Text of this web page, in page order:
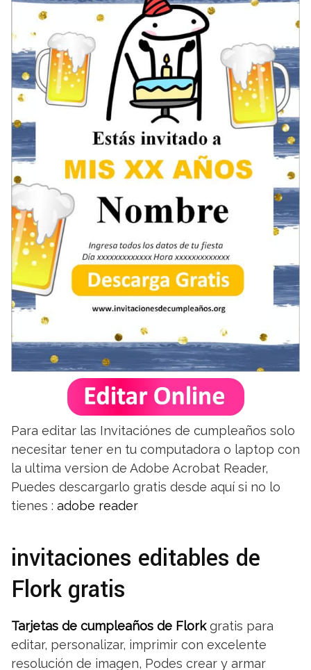
Para editar las Invitaciónes de cumpleaños solo
necesitar tener en tu computadora o laptop con
la ultima version de Adobe Acrobat Reader,
Puedes descargarlo gratis desde aquí si no lo
tienes : adobe reader
invitaciones editables de
Flork gratis
Tarjetas de cumpleaños de Florkgratis para
editar, personalizar, imprimir con excelente
resolución de imagen, Podes crear y armar